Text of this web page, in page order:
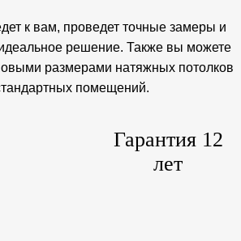
к вам, проведет точные замеры и
решение. Также вы можете
размерами натяжных потолков
помещений.
Гарантия 12
лет